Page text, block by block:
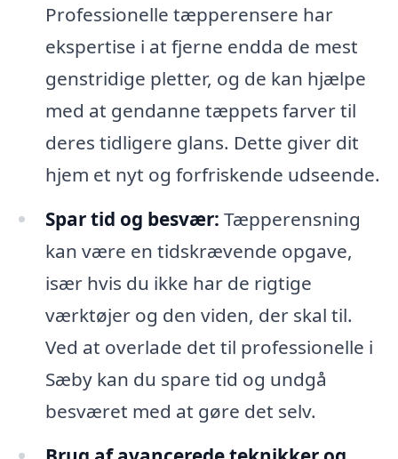
Professionelle tæpperensere har
ekspertise i at fjerne endda de mest
genstridige pletter, og de kan hjælpe
med at gendanne tæppets farver til
deres tidligere glans. Dette giver dit
hjem et nyt og forfriskende udseende.
Spar tid og besvær: Tæpperensning
kan være en tidskrævende opgave,
især hvis du ikke har de rigtige
værktøjer og den viden, der skal til.
Ved at overlade det til professionelle i
Sæby kan du spare tid og undgå
besværet med at gøre det selv.